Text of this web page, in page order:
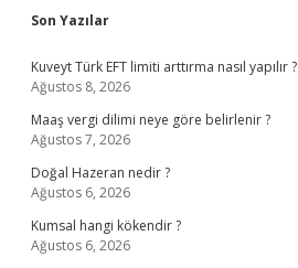
Sidebar
Son Yazılar
Kuveyt Türk EFT limiti arttırma nasıl yapılır ?
Ağustos 8, 2026
Maaş vergi dilimi neye göre belirlenir ?
Ağustos 7, 2026
Doğal Hazeran nedir ?
Ağustos 6, 2026
Kumsal hangi kökendir ?
Ağustos 6, 2026